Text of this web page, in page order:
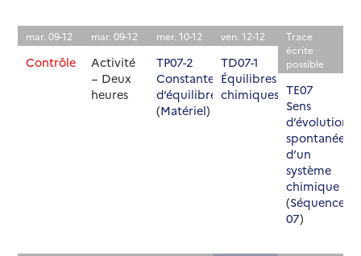
mar. 09-12
Contrôle
mar. 09-12
Activité
− Deux
heures
mer. 10-12
TP07-2
Constante
d’équilibre
(Matériel)
ven. 12-12
TD07-1
Équilibres
chimiques
Trace
écrite
possible
TE07
Sens
d’évolution
spontanée
d’un
système
chimique
(Séquence
07)